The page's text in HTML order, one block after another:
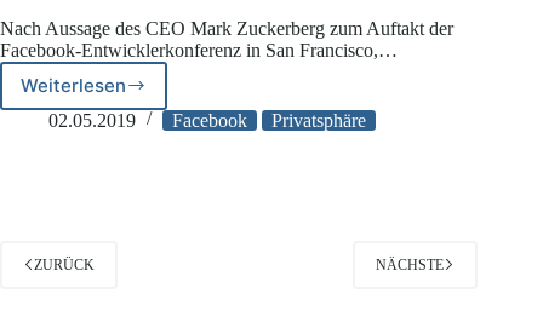
Nach Aussage des CEO Mark Zuckerberg zum Auftakt der
Facebook-Entwicklerkonferenz in San Francisco,…
Weiterlesen
Facebook
demnächst
Ausschuss
02.05.2019 Facebook Privatsphäre
ZURÜCK NÄCHSTE